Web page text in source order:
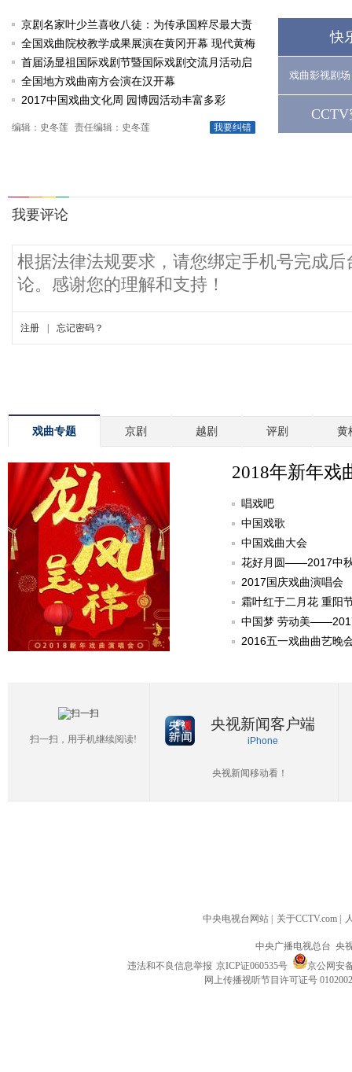
京剧名家叶少兰喜收八徒：为传承国粹尽最大责
任
全国戏曲院校教学成果展演在黄冈开幕 现代黄梅
戏《槐花谣》倾情..
首届汤显祖国际戏剧节暨国际戏剧交流月活动启
动
全国地方戏曲南方会演在汉开幕
2017中国戏曲文化周 园博园活动丰富多彩
我要纠错
编辑：史冬莲 责任编辑：史冬莲
快
戏曲影视剧场
戏曲专题 京剧 越剧 评剧 黄
2018年新年戏
唱戏吧
中国戏歌
中国戏曲大会
花好月圆——2017中
2017国庆戏曲演唱会
霜叶红于二月花 重阳
中国梦 劳动美
2016五一戏曲曲艺晚
扫一扫，用手机继续阅读!
央视新闻客户端
iPhone
央视新闻移动看！
中央电视台网站 关于CCTV.com
中央广播电视总台 央
违法和不良信息举报 京ICP证060535号
京公网安
网上传播视听节目许可证号